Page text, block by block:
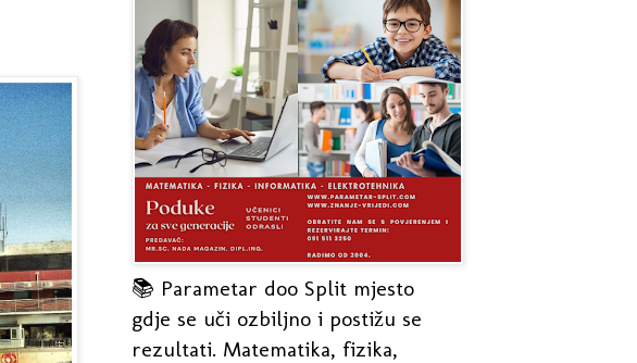
📚 Parametar doo Split mjesto
gdje se uči ozbiljno i postižu se
rezultati. Matematika, fizika,